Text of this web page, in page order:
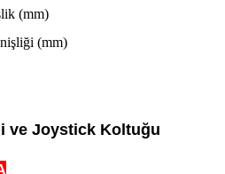
(mm)
(mm)
ve Joystick Koltuğu